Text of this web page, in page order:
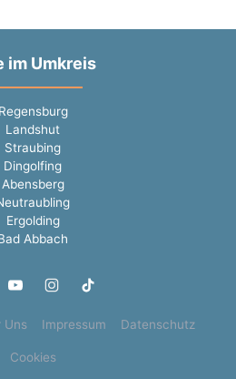
im Umkreis
Regensburg
Landshut
Straubing
Dingolfing
Abensberg
Ergolding
Abbach
Uns Impressum Datenschutz
Cookies